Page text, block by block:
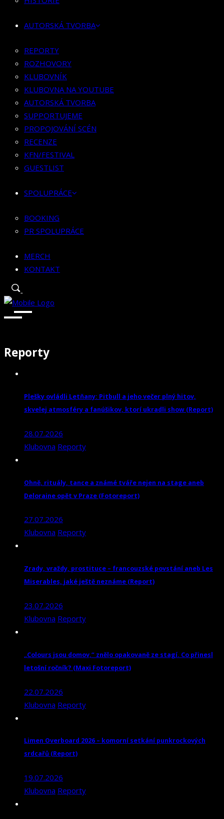
KLUBOVNA NA YOUTUBE
SUPPORTUJEME
PROPOJOVÁNÍ SCÉN
RECENZE
KFN/FESTIVAL
GUESTLIST
SPOLUPRÁCE
BOOKING
PR SPOLUPRÁCE
MERCH
AUTORSKÁ TVORBA
REPORTY
ROZHOVORY
KLUBOVNÍK
KLUBOVNA NA YOUTUBE
AUTORSKÁ TVORBA
SUPPORTUJEME
PROPOJOVÁNÍ SCÉN
RECENZE
KFN/FESTIVAL
GUESTLIST
SPOLUPRÁCE
BOOKING
PR SPOLUPRÁCE
MERCH
KONTAKT
Reporty
Plešky ovládli Letňany: Pitbull a jeho večer plný hitov,
skvelej atmosféry a fanúšikov, ktorí ukradli show (Report)
28.07.2026
Klubovna Reporty
Ohně, rituály, tance a známé tváře nejen na stage aneb
Deloraine opět v Praze (Fotoreport)
27.07.2026
Klubovna Reporty
Zrady, vraždy, prostituce – francouzské povstání aneb Les
Miserables, jaké ještě neznáme (Report)
23.07.2026
Klubovna Reporty
„Colours jsou domov,“ znělo opakovaně ze stagí. Co přinesl
letošní ročník? (Maxi Fotoreport)
22.07.2026
Klubovna Reporty
Limen Overboard 2026 – komorní setkání punkrockových
srdcařů (Report)
19.07.2026
Klubovna Reporty